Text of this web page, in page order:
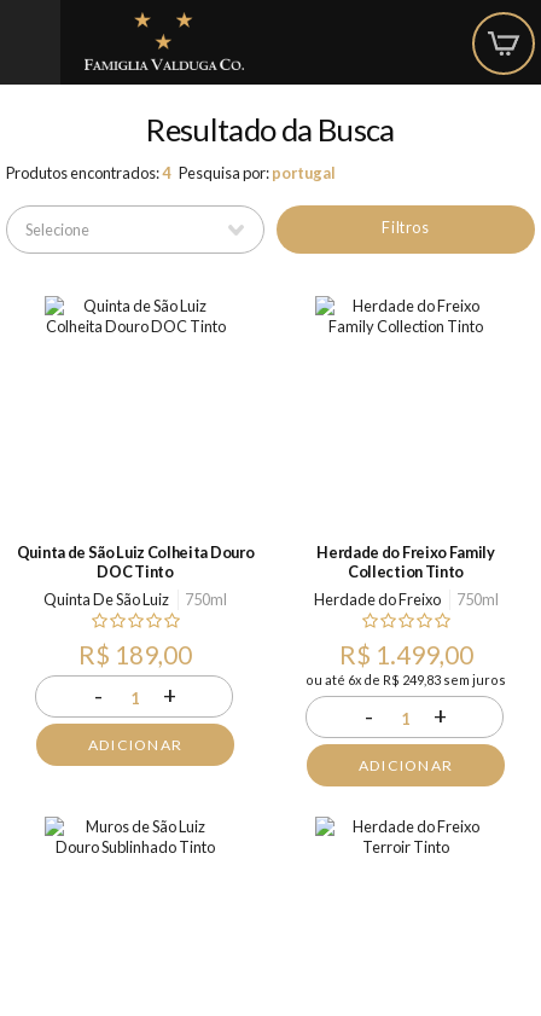
Resultado da Busca
Produtos encontrados:4 Pesquisa por:portugal
Filtros
Quinta de São Luiz Colheita Douro
DOC Tinto
Quinta De São Luiz
750ml
R$ 189,00
- 1 +
ADICIONAR
Herdade do Freixo Family
Collection Tinto
Herdade do Freixo
750ml
R$ 1.499,00
ou até 6x de R$ 249,83 sem juros
- 1 +
ADICIONAR